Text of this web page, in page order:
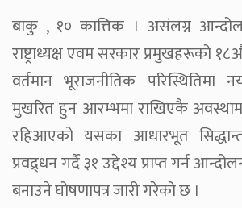
बाकु , १० कात्तिक । असंलग्न आन्दोलन
राष्ट्राध्यक्ष एवम सरकार प्रमुखहरूको
वर्तमान भूराजनीतिक परिस्थितिमा
मुखरित हुन आरम्भमा राखिएकै
रहिआएको यसका आधारभूत
प्रवद्र्धन गर्दै ३१ उद्देश्य प्राप्त गर्न
बनाउने घोषणापत्र जारी गरेको छ ।